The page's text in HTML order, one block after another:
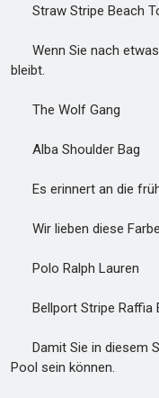
Straw Stripe Beach
Wenn Sie nach etwas
bleibt.
The Wolf Gang
Alba Shoulder Bag
Es erinnert an die
Wir lieben diese
Polo Ralph Lauren
Bellport Stripe Raffia
Damit Sie in diesem
Pool sein können.